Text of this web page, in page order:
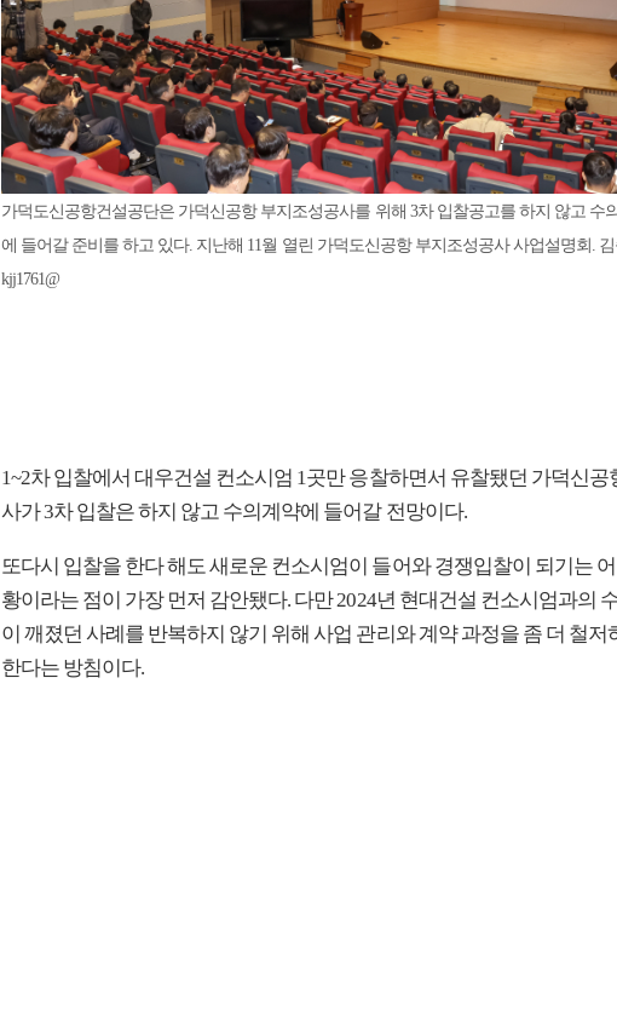
가덕도신공항건설공단은 가덕신공항 부지조성공사를 위해 3차 입찰공고를 하지 않고 수
에 들어갈 준비를 하고 있다. 지난해 11월 열린 가덕도신공항 부지조성공사 사업설명회.
kjj1761@
1~2차 입찰에서 대우건설 컨소시엄 1곳만 응찰하면서 유찰됐던 가덕신공
사가 3차 입찰은 하지 않고 수의계약에 들어갈 전망이다.
또다시 입찰을 한다 해도 새로운 컨소시엄이 들어와 경쟁입찰이 되기는
황이라는 점이 가장 먼저 감안됐다. 다만 2024년 현대건설 컨소시엄과의
이 깨졌던 사례를 반복하지 않기 위해 사업 관리와 계약 과정을 좀 더 철저
한다는 방침이다.